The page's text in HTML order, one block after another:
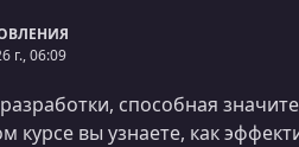
г., 06:09
способная
курсе вы узнаете, как